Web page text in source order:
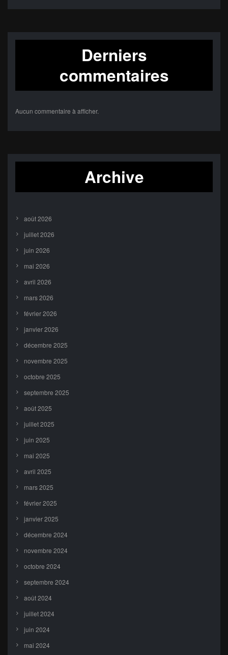
Derniers
commentaires
Aucun commentaire à afficher.
Archive
août 2026
juillet 2026
juin 2026
mai 2026
avril 2026
mars 2026
février 2026
janvier 2026
décembre 2025
novembre 2025
octobre 2025
septembre 2025
août 2025
juillet 2025
juin 2025
mai 2025
avril 2025
mars 2025
février 2025
janvier 2025
décembre 2024
novembre 2024
octobre 2024
septembre 2024
août 2024
juillet 2024
juin 2024
mai 2024